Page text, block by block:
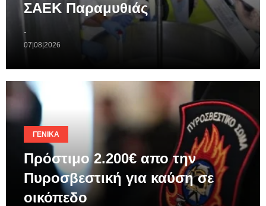
ΣΑΕΚ Παραμυθιάς
.
07|08|2026
ΓΕΝΙΚΆ
Πρόστιμο 2.200€ απο την
Πυροσβεστική για καύση σε
οικόπεδο